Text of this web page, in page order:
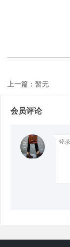
上一篇：暂无
会员评论